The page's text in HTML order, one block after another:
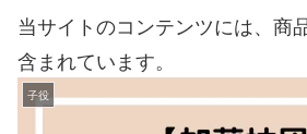
当サイトのコンテンツには、商
含まれています。
子役